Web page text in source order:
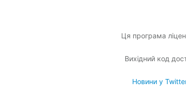
Ця програма
Вихідний код
Новини у